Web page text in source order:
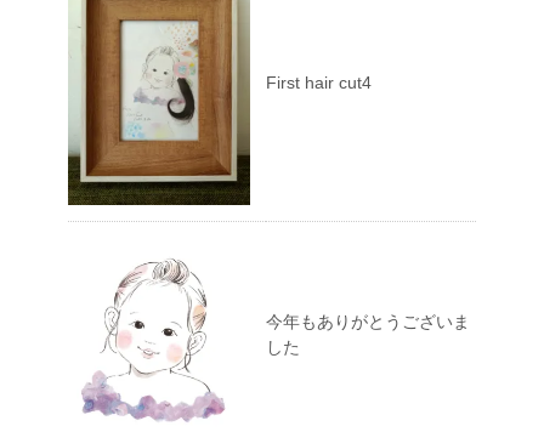
First hair cut4
今年もありがとうございま
した